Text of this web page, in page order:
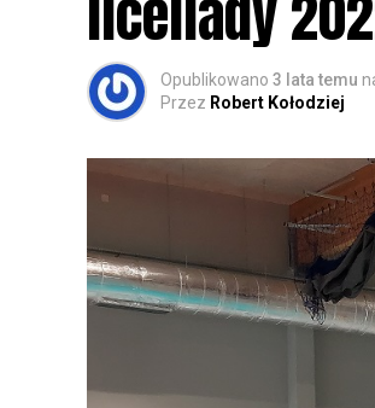
Opublikowano 3 lata temu
Przez Robert Kołodziej